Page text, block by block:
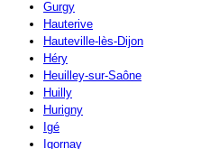
Gurgy
Hauterive
Hauteville-lès-Dijon
Héry
Heuilley-sur-Saône
Huilly
Hurigny
Igé
Igornay